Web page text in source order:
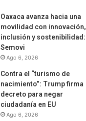
Oaxaca avanza hacia una
movilidad con innovación,
inclusión y sostenibilidad:
Semovi
Ago 6, 2026
Contra el “turismo de
nacimiento”: Trump firma
decreto para negar
ciudadanía en EU
Ago 6, 2026